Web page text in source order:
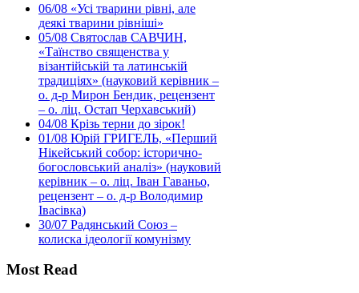
06/08 «Усі тварини рівні, але
деякі тварини рівніші»
05/08 Святослав САВЧИН,
«Таїнство священства у
візантійській та латинській
традиціях» (науковий керівник –
о. д-р Мирон Бендик, рецензент
– о. ліц. Остап Черхавський)
04/08 Крізь терни до зірок!
01/08 Юрій ГРИГЕЛЬ, «Перший
Нікейський собор: історично-
богословський аналіз» (науковий
керівник – о. ліц. Іван Гаваньо,
рецензент – о. д-р Володимир
Івасівка)
30/07 Радянський Союз –
колиска ідеології комунізму
Most Read